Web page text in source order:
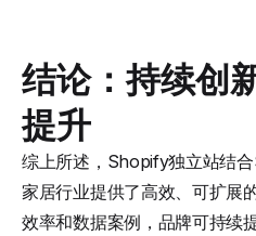
结论：持续创
提升
综上所述，Shopify独立站结
家居行业提供了高效、可扩展
效率和数据案例，品牌可持续